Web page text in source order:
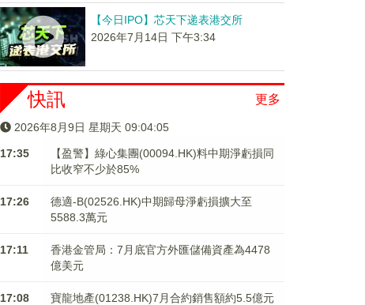
【今日IPO】芯天下递表港交所
2026年7月14日 下午3:34
更多
快訊
2026年8月9日 星期天 09:04:06
17:35
【盈警】綠心集團(00094.HK)料中期淨虧損同
比收窄不少於85%
17:26
德適-B(02526.HK)中期歸母淨虧損擴大至
5588.3萬元
17:11
香港金管局：7月底官方外匯儲備資產為4478
億美元
17:08 寶龍地產(01238.HK)7月合約銷售額約5.5億元